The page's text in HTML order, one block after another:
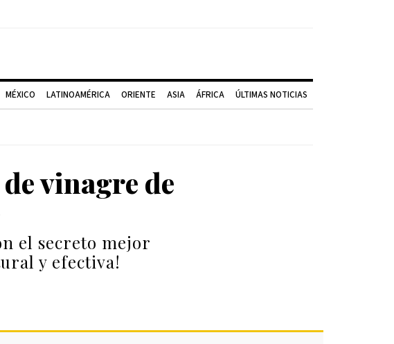
MÉXICO LATINOAMÉRICA ORIENTE ASIA ÁFRICA ÚLTIMAS NOTICIAS
vinagre de
el secreto mejor
y efectiva!